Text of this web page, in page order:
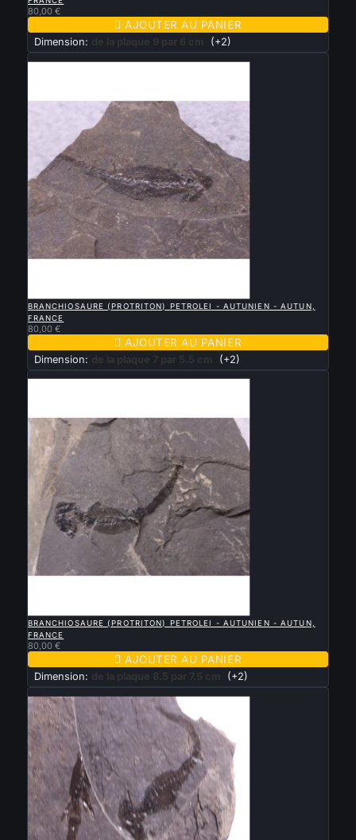
80,00 €
 AJOUTER AU PANIER
Dimension: de la plaque 9 par 6 cm (+2)
Nouveau
BRANCHIOSAURE (PROTRITON) PETROLEI - AUTUNIEN - AUTUN,
FRANCE
80,00 €
 AJOUTER AU PANIER
Dimension: de la plaque 7 par 5.5 cm (+2)
BRANCHIOSAURE (PROTRITON) PETROLEI - AUTUNIEN - AUTUN,
FRANCE
80,00 €
 AJOUTER AU PANIER
Dimension: de la plaque 8.5 par 7.5 cm (+2)
Nouveau